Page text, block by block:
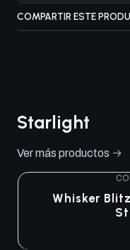
COMPARTIR ESTE
Starlight
Ver más productos
Whisker